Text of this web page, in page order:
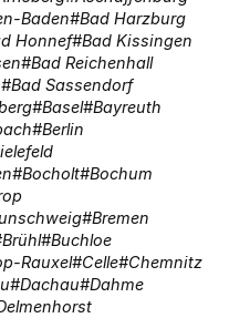
Baden Bad Harzburg
Honnef Bad Kissingen
Bad Reichenhall
Bad Sassendorf
Basel Bayreuth
Berlin
Bocholt Bochum
Bremen
Brühl Buchloe
Rauxel Celle Chemnitz
Dachau Dahme